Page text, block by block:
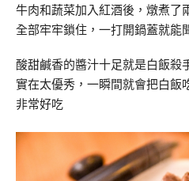
牛肉和蔬菜加入紅酒後，燉煮了
全部牢牢鎖住，一打開鍋蓋就能
酸甜鹹香的醬汁十足就是白飯殺
實在太優秀，一瞬間就會把白飯
非常好吃